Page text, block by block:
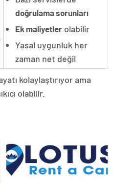
doğrulama sorunları
Ek maliyetler olabilir
Yasal uygunluk her
zaman net değil
kolaylaştırıyor ama
olabilir.